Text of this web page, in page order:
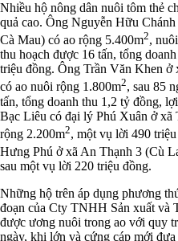
Nhiều hộ nông dân nuôi tôm thẻ
quả cao. Ông Nguyễn Hữu
Cà Mau) có ao rộng 5.400m2,
thu hoạch được 16 tấn, tổng
triệu đồng. Ông Trần Văn Khen
có ao nuôi rộng 1.800m2, sau 85
tấn, tổng doanh thu 1,2 tỷ đồng,
Bạc Liêu có đại lý Phú Xuân ở xã
rộng 2.200m2, một vụ lời 490
Hưng Phú ở xã An Thạnh 3 (Cù
sau một vụ lời 220 triệu đồng.
Những hộ trên áp dụng phương
đoạn của Cty TNHH Sản xuất và
được ương nuôi trong ao với quy
ngày, khi lớn và cứng cáp mới